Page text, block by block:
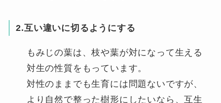
2.互い違いに切るようにする
もみじの葉は、枝や葉が対になって生える
対生の性質をもっています。
対性のままでも生育には問題ないですが、
より自然で整った樹形にしたいなら、互生